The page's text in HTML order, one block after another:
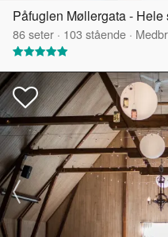
Påfuglen Møllergata - Hele
86seter · 103 stående ·